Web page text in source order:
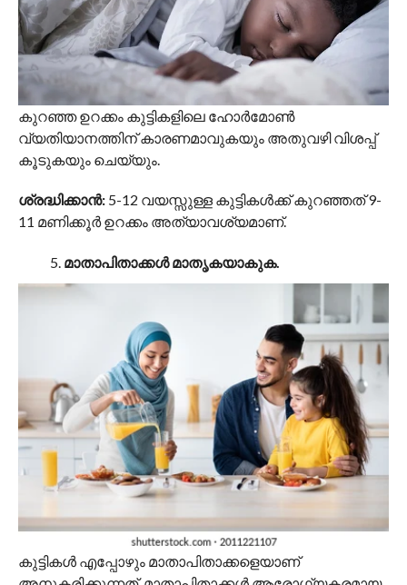
കുറഞ്ഞ ഉറക്കം കുട്ടികളിലെ ഹോർമോൺ
വ്യതിയാനത്തിന് കാരണമാവുകയും അതുവഴി വിശപ്പ്
കൂടുകയും ചെയ്യും.
ശ്രദ്ധിക്കാൻ: 5-12 വയസ്സുള്ള കുട്ടികൾക്ക് കുറഞ്ഞത് 9-
11 മണിക്കൂർ ഉറക്കം അത്യാവശ്യമാണ്.
മാതാപിതാക്കൾ മാതൃകയാകുക.
കുട്ടികൾ എപ്പോഴും മാതാപിതാക്കളെയാണ്